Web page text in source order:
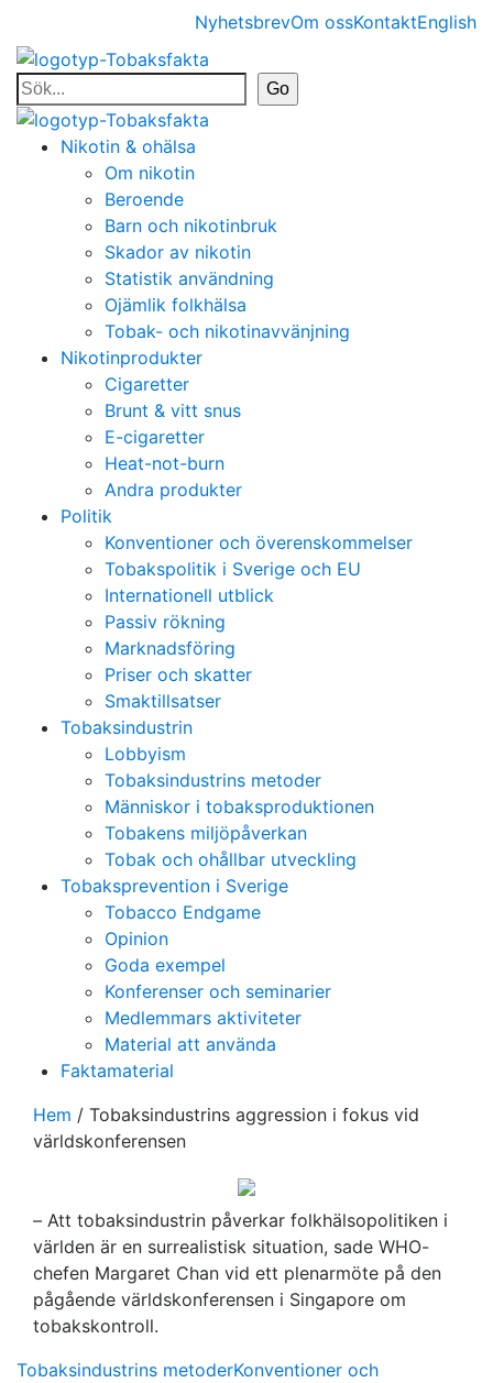
NyhetsbrevOm ossKontaktEnglish
Nikotin & ohälsa
Om nikotin
Beroende
Barn och nikotinbruk
Skador av nikotin
Statistik användning
Ojämlik folkhälsa
Tobak- och nikotinavvänjning
Nikotinprodukter
Cigaretter
Brunt & vitt snus
E-cigaretter
Heat-not-burn
Andra produkter
Politik
Konventioner och överenskommelser
Tobakspolitik i Sverige och EU
Internationell utblick
Passiv rökning
Marknadsföring
Priser och skatter
Smaktillsatser
Tobaksindustrin
Lobbyism
Tobaksindustrins metoder
Människor i tobaksproduktionen
Tobakens miljöpåverkan
Tobak och ohållbar utveckling
Tobaksprevention i Sverige
Tobacco Endgame
Opinion
Goda exempel
Konferenser och seminarier
Medlemmars aktiviteter
Material att använda
Faktamaterial
Hem / Tobaksindustrins aggression i fokus vid
världskonferensen
– Att tobaksindustrin påverkar folkhälsopolitiken i
världen är en surrealistisk situation, sade WHO-
chefen Margaret Chan vid ett plenarmöte på den
pågående världskonferensen i Singapore om
tobakskontroll.
Tobaksindustrins metoderKonventioner och